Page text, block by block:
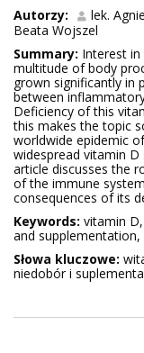
Autorzy: lek.
Beata Wojszel
Summary: Interest
multitude of body
grown significantly in
between
Deficiency of this
this makes the topic
worldwide epidemic
widespread vitamin
article discusses the
of the immune
consequences of its
Keywords: vitamin
and
Słowa kluczowe:
niedobór i